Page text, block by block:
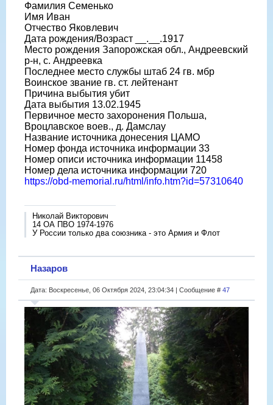
Фамилия Семенько
Имя Иван
Отчество Яковлевич
Дата рождения/Возраст __.__.1917
Место рождения Запорожская обл., Андреевский
р-н, с. Андреевка
Последнее место службы штаб 24 гв. мбр
Воинское звание гв. ст. лейтенант
Причина выбытия убит
Дата выбытия 13.02.1945
Первичное место захоронения Польша,
Вроцлавское воев., д. Дамслау
Название источника донесения ЦАМО
Номер фонда источника информации 33
Номер описи источника информации 11458
Номер дела источника информации 720
https://obd-memorial.ru/html/info.htm?id=57310640
Николай Викторович
14 ОА ПВО 1974-1976
У России только два союзника - это Армия и Флот
Назаров
Дата: Воскресенье, 06 Октября 2024, 23:04:34 | Сообщение # 47